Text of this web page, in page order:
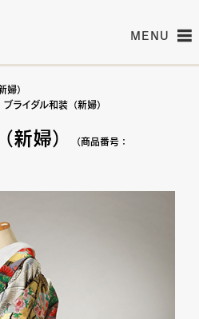
MENU
婦）
ブライダル和装（新婦）
新婦） （商品番号：